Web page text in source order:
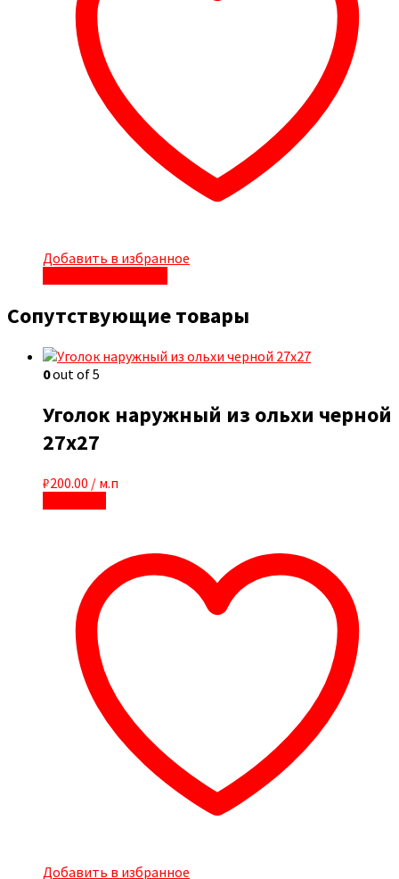
Добавить в избранное
Сопутствующие товары
0out of 5
Уголок наружный из ольхи черной
27х27
₽200.00 / м.п
Добавить в избранное